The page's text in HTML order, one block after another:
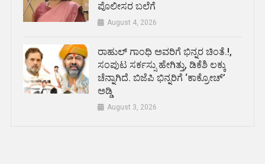
ಪೊಲೀಸರ ಬಲೆಗೆ
August 4, 2026
ರಾಹುಲ್ ಗಾಂಧಿ ಅವರಿಗೆ ಭಿನ್ನರ ಚಿಂತೆ.!,
ಸಂಪುಟ ಸರ್ಕಸ್ಸು ಹೇಗಿತ್ತು, ಡಿಕೆಶಿ ಲಕ್ಕು
ಚೆನ್ನಾಗಿದೆ. ಬಿಜೆಪಿ ಭಿನ್ನರಿಗೆ ‘ಕಾಕ್ರೋಚ್’
ಅಡ್ಡಿ
August 3, 2026